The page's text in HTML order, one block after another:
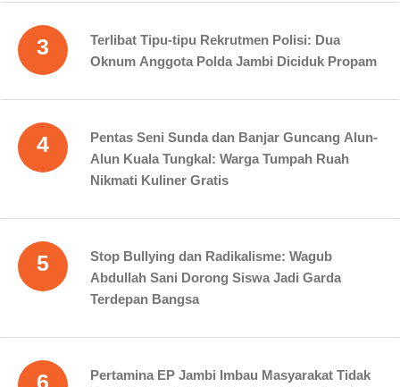
3
Terlibat Tipu-tipu Rekrutmen Polisi: Dua
Oknum Anggota Polda Jambi Diciduk Propam
4
Pentas Seni Sunda dan Banjar Guncang Alun-
Alun Kuala Tungkal: Warga Tumpah Ruah
Nikmati Kuliner Gratis
5
Stop Bullying dan Radikalisme: Wagub
Abdullah Sani Dorong Siswa Jadi Garda
Terdepan Bangsa
6
Pertamina EP Jambi Imbau Masyarakat Tidak